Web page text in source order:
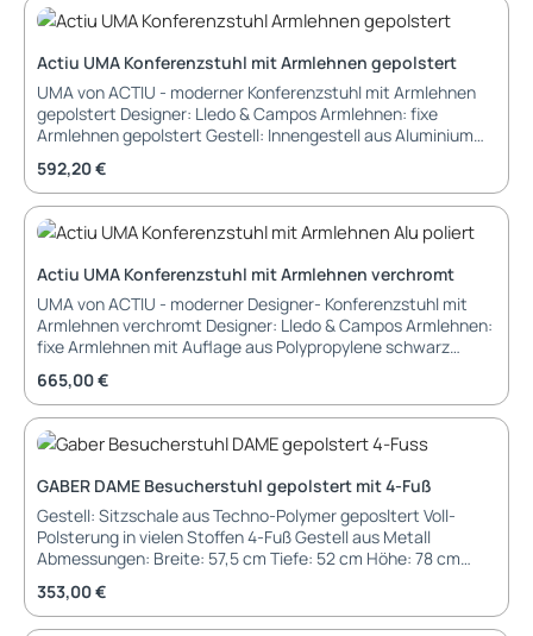
Actiu UMA Konferenzstuhl mit Armlehnen gepolstert
UMA von ACTIU - moderner Konferenzstuhl mit Armlehnen
gepolstert Designer: Lledo & Campos Armlehnen: fixe
Armlehnen gepolstert Gestell: Innengestell aus Aluminium
mit PUR Formschaum umschäumt (90-100 kg/m3 Dichte)
Sitz: Polsterung aus 3 mm Polyurethan-Schaum (22kg/m3
Dichte) + Bezug Rücken: Polsterung aus 3 mm Polyurethan-
Schaum (22kg/m3 Dichte) + Bezug Fußkreuz: 5-Stern
Fußkreuz aus Aluminium poliert Gleiter: 5 x Gleiter aus
Kunststoff schwarz mit Anti-Rutsch Abmessungen: Breite:
67,5 cm Tiefe: 67,5 cm Höhe: 88 cm Sitzbreite: 49 cm
Sitztiefe: 43 cm Sitzhöhe: 44 cm Normen und Zertifikate:
UNE-EN 16139:13. Garantie: 5 Jahre Garantie Lieferung und
Montage: Teil-montiert geliefert im Karton Aufbau-Service
oder montiert geliefert gegen Aufpreis möglich
Regulärer Preis:
592,20 €
Actiu UMA Konferenzstuhl mit Armlehnen verchromt
UMA von ACTIU - moderner Designer- Konferenzstuhl mit
Armlehnen verchromt Designer: Lledo & Campos Armlehnen:
fixe Armlehnen mit Auflage aus Polypropylene schwarz
Armlehnen aus Metall verchromt Gestell: Innengestell aus
Aluminium mit PUR Formschaum umschäumt (90-100 kg/m3
Dichte) Sitz: Polsterung aus 3 mm Polyurethan-Schaum
(22kg/m3 Dichte) + Bezug Rücken: Polsterung aus 3 mm
Polyurethan-Schaum (22kg/m3 Dichte) + Bezug Fußkreuz:
5-Stern Fußkreuz aus Aluminium poliert Gleiter: 5 x Gleiter
aus Kunststoff schwarz mit Anti-Rutsch Abmessungen:
Breite: 67,5 cm Tiefe: 67,5 cm Höhe: 88 cm Sitzbreite: 46 cm
Sitztiefe: 43 cm Sitzhöhe: 44 cm Normen und Zertifikate:
UNE-EN 16139:13. Garantie: 5 Jahre Garantie Lieferung und
Montage: Teil-montiert geliefert im Karton Aufbau-Service
oder montiert geliefert gegen Aufpreis möglich
Regulärer Preis:
665,00 €
GABER DAME Besucherstuhl gepolstert mit 4-Fuß
Gestell: Sitzschale aus Techno-Polymer geposltert Voll-
Polsterung in vielen Stoffen 4-Fuß Gestell aus Metall
Abmessungen: Breite: 57,5 cm Tiefe: 52 cm Höhe: 78 cm
Sitzhöhe: 46 cm Lieferung und Montage: teilmontiert in
Kartonage verpackt, Sitzschale und Füße müssen noch
verbunden werden
Regulärer Preis:
353,00 €